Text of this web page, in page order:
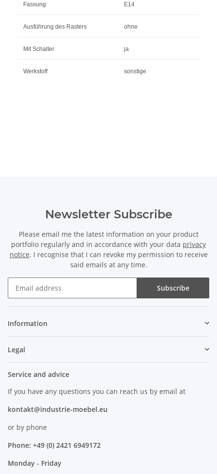
Fassung E14
Ausführung des Rasters ohne
Mit Schalter ja
Werkstoff sonstige
Newsletter Subscribe
Please email me the latest information on your product
portfolio regularly and in accordance with your data privacy
notice. I recognise that I can revoke my permission to receive
said emails at any time.
Subscribe
Information
Legal
Service and advice
If you have any questions you can reach us by email at
kontakt@industrie-moebel.eu
or by phone
Phone: +49 (0) 2421 6949172
Monday - Friday